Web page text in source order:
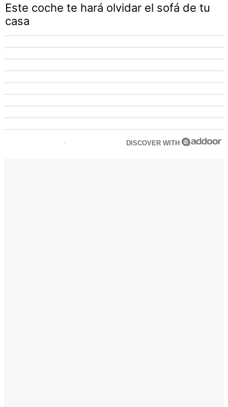
Este coche te hará olvidar el sofá de tu
casa
DISCOVER WITH